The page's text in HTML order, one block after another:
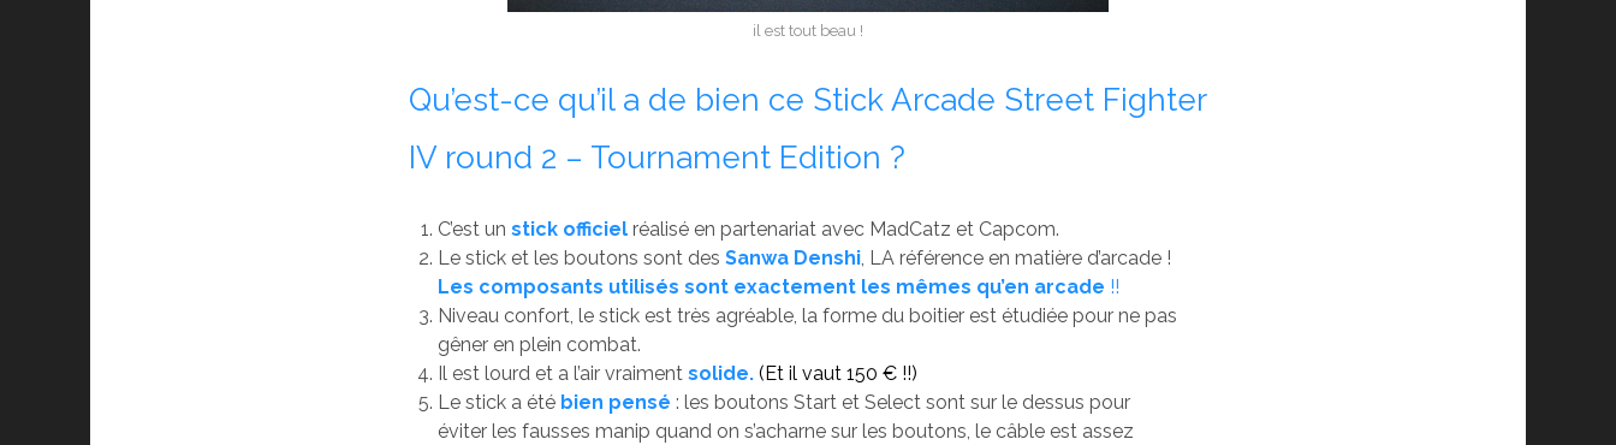
il est tout beau !
Qu’est-ce qu’il a de bien ce Stick Arcade Street Fighter
IV round 2 – Tournament Edition ?
C’est unstick officiel réalisé en partenariat avec MadCatz et Capcom.
Le stick et les boutons sont desSanwa Denshi, LA référence en matière d’arcade !
Les composants utilisés sont exactement les mêmes qu’en arcade !!
Niveau confort, le stick est très agréable, la forme du boitier est étudiée pour ne pas
gêner en plein combat.
Il est lourd et a l’air vraiment solide.(Et il vaut 150 € !!)
Le stick a été bien pensé : les boutons Start et Select sont sur le dessus pour
éviter les fausses manip quand on s’acharne sur les boutons, le câble est assez